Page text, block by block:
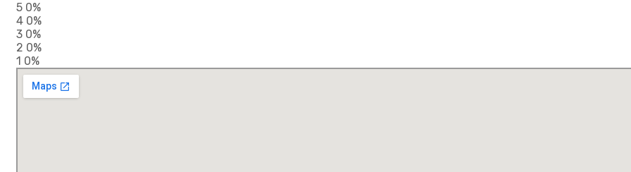
5 0%
4 0%
3 0%
2 0%
1 0%